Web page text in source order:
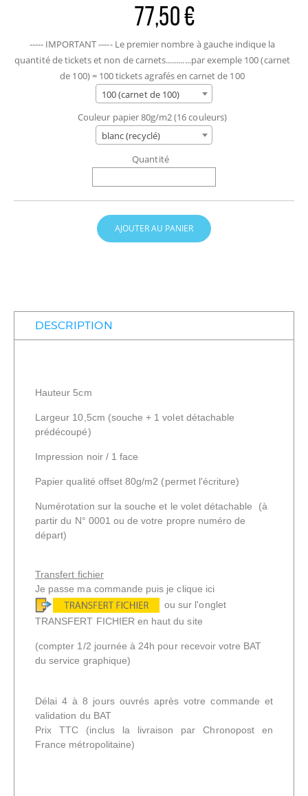
77,50 €
----- IMPORTANT ----- Le premier nombre à gauche indique la
quantité de tickets et non de carnets............par exemple 100 (carnet
de 100) = 100 tickets agrafés en carnet de 100
100 (carnet de 100)
Couleur papier 80g/m2 (16 couleurs)
blanc (recyclé)
Quantité
AJOUTER AU PANIER
DESCRIPTION
Hauteur 5cm
Largeur 10,5cm (souche + 1 volet détachable
prédécoupé)
Impression noir / 1 face
Papier qualité offset 80g/m2 (permet l'écriture)
Numérotation sur la souche et le volet détachable (à
partir du N° 0001 ou de votre propre numéro de
départ)
Transfert fichier
Je passe ma commande puis je clique ici
ou sur l'onglet
TRANSFERT FICHIER en haut du site
(compter 1/2 journée à 24h pour recevoir votre BAT
du service graphique)
Délai 4 à 8 jours ouvrés après votre commande et
validation du BAT
Prix TTC (inclus la livraison par Chronopost en
France métropolitaine)